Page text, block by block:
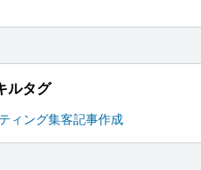
ルタグ
ィング集客記事作成